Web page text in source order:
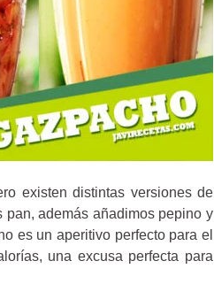
existen distintas versiones de
además añadimos pepino y
es un aperitivo perfecto para el
una excusa perfecta para